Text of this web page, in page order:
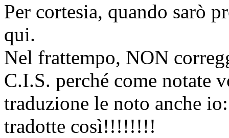
Per cortesia, quando sarò
qui.
Nel frattempo, NON
C.I.S. perché come notate
traduzione le noto anche
tradotte così!!!!!!!!